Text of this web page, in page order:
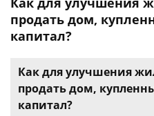
продать дом,
капитал?
Как для улучшения
продать дом,
капитал?